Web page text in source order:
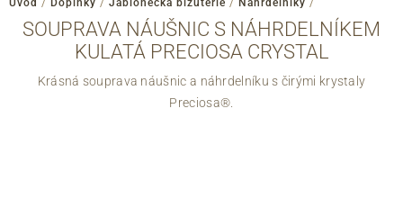
Úvod / Doplňky / Jablonecká bižuterie / Náhrdelníky /
SOUPRAVA NÁUŠNIC S NÁHRDELNÍKEM
KULATÁ PRECIOSA CRYSTAL
Krásná souprava náušnic a náhrdelníku s čirými krystaly
Preciosa®.